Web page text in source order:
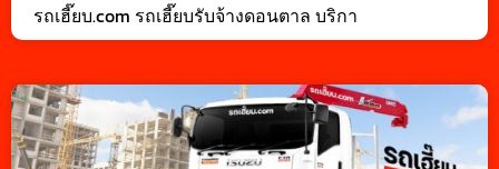
รถเฮี๊ยบ.com รถเฮี๊ยบรับจ้างดอนตาล บริกา